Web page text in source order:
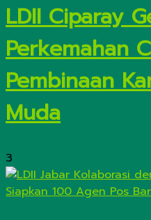
LDII Ciparay
Perkemahan
Pembinaan
Muda
3